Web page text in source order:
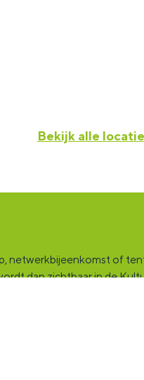
Bekijk alle
netwerkbijeenkomst of
dan zichtbaar in de